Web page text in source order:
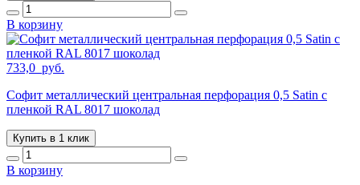
В корзину
733,0 руб.
Софит металлический центральная перфорация 0,5 Satin с
пленкой RAL 8017 шоколад
Купить в 1 клик
В корзину